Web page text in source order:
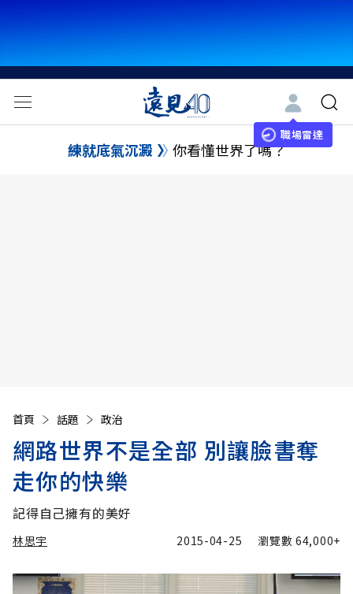
職場雷達
練就底氣沉澱 你看懂世界了嗎？
首頁 話題 政治
網路世界不是全部 別讓臉書奪
走你的快樂
記得自己擁有的美好
林思宇 2015-04-25 瀏覽數64,000+